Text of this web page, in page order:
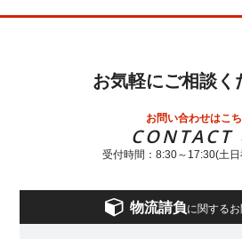
お気軽にご相談く
お問い合わせはこ
CONTACT
受付時間：8:30～17:30(土
物流請負に関する